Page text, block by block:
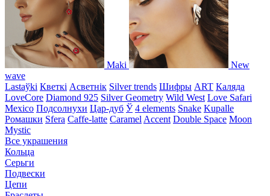
Maki
New
wave
Lastaўki Кветкі Асветнiк Silver trends Шифры ART Каляда
LoveCore Diamond 925 Silver Geometry Wild West Love Safari
Mexico Подсолнухи Цар-дуб Ў 4 elements Snake Kupalle
Ромашки Sfera Caffe-latte Caramel Accent Double Space Moon
Mystic
Все украшения
Кольца
Серьги
Подвески
Цепи